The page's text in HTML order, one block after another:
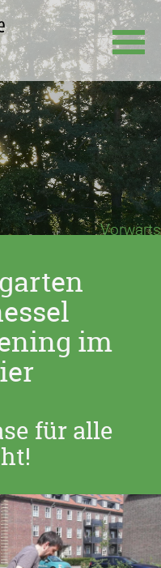
Vorwärts
im
für alle